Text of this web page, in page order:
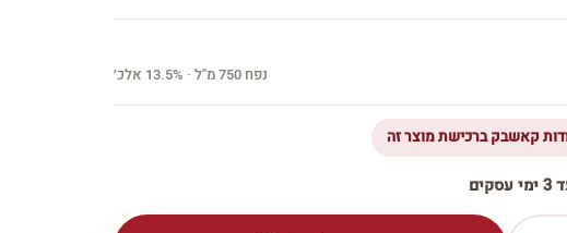
נפח 750 מ''ל · 13.5% אלכ׳